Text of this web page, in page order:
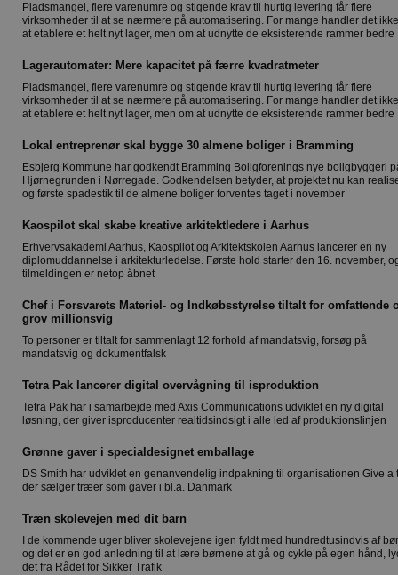
Pladsmangel, flere varenumre og stigende krav til hurtig levering får flere
virksomheder til at se nærmere på automatisering. For mange handler det
at etablere et helt nyt lager, men om at udnytte de eksisterende rammer bedre
Lagerautomater: Mere kapacitet på færre kvadratmeter
Pladsmangel, flere varenumre og stigende krav til hurtig levering får flere
virksomheder til at se nærmere på automatisering. For mange handler det
at etablere et helt nyt lager, men om at udnytte de eksisterende rammer bedre
Lokal entreprenør skal bygge 30 almene boliger i Bramming
Esbjerg Kommune har godkendt Bramming Boligforenings nye boligbyggeri
Hjørnegrunden i Nørregade. Godkendelsen betyder, at projektet nu kan
og første spadestik til de almene boliger forventes taget i november
Kaospilot skal skabe kreative arkitektledere i Aarhus
Erhvervsakademi Aarhus, Kaospilot og Arkitektskolen Aarhus lancerer en ny
diplomuddannelse i arkitekturledelse. Første hold starter den 16. november,
tilmeldingen er netop åbnet
Chef i Forsvarets Materiel- og Indkøbsstyrelse tiltalt for omfattende
grov millionsvig
To personer er tiltalt for sammenlagt 12 forhold af mandatsvig, forsøg på
mandatsvig og dokumentfalsk
Tetra Pak lancerer digital overvågning til isproduktion
Tetra Pak har i samarbejde med Axis Communications udviklet en ny digital
løsning, der giver isproducenter realtidsindsigt i alle led af produktionslinjen
Grønne gaver i specialdesignet emballage
DS Smith har udviklet en genanvendelig indpakning til organisationen Give a
der sælger træer som gaver i bl.a. Danmark
Træn skolevejen med dit barn
I de kommende uger bliver skolevejene igen fyldt med hundredtusindvis af
og det er en god anledning til at lære børnene at gå og cykle på egen hånd,
det fra Rådet for Sikker Trafik